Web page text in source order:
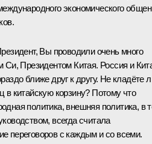
экономического
Вы проводили очень много
Си, Президентом Китая. Россия и
ближе друг к другу. Не кладёте
в китайскую корзину? Потому что
политика, внешняя политика, в
всегда считала
переговоров с каждым и со всеми.